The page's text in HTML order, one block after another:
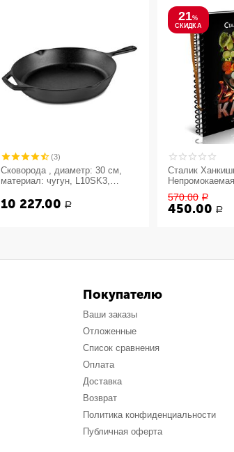
(3)
Сковорода , диаметр: 30 см,
материал: чугун, L10SK3,
10 227.00 Р
21%
СКИДКА
Сталик
570.00 Р
450.00 Р
Покупателю
Ваши заказы
Отложенные
Список сравнения
Оплата
Доставка
Возврат
Политика конфиденциальности
Публичная оферта